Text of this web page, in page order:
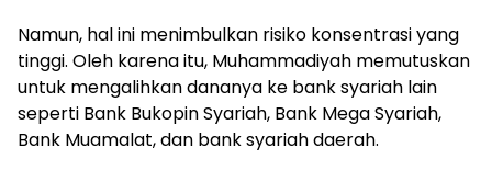
Namun, hal ini menimbulkan risiko konsentrasi yang
tinggi. Oleh karena itu, Muhammadiyah memutuskan
untuk mengalihkan dananya ke bank syariah lain
seperti Bank Bukopin Syariah, Bank Mega Syariah,
Bank Muamalat, dan bank syariah daerah.